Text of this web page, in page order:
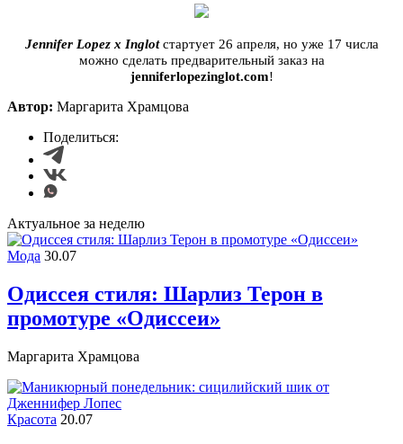
Jennifer Lopez x Inglotстартует 26 апреля, но уже 17 числа
можно сделать предварительный заказ на
jenniferlopezinglot.com!
Автор: Маргарита Храмцова
Поделиться:
Актуальное за неделю
Мода 30.07
Одиссея стиля: Шарлиз Терон в
промотуре «Одиссеи»
Маргарита Храмцова
Красота 20.07